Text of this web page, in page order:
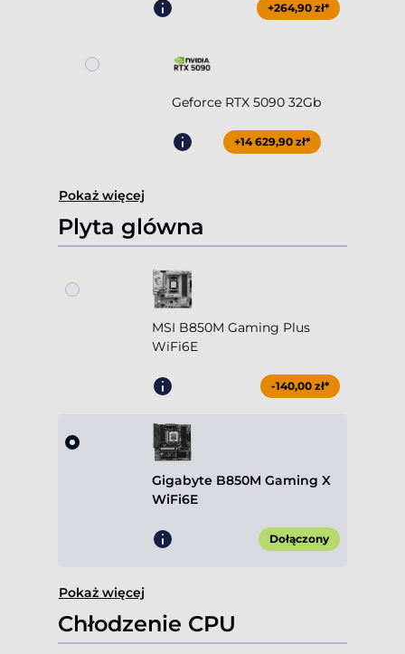
+264,90 zł*
Geforce RTX 5090 32Gb
+14 629,90 zł*
Pokaż więcej
Plyta glówna
MSI B850M Gaming Plus
WiFi6E
-140,00 zł*
Gigabyte B850M Gaming X
WiFi6E
Dołączony
Pokaż więcej
Chłodzenie CPU